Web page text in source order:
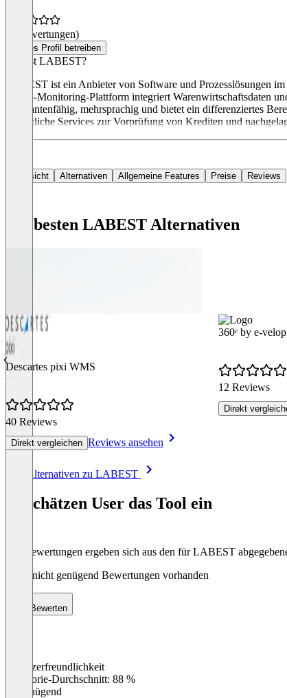
(0 Bewertungen)
Dieses Profil betreiben
Was ist LABEST?
LABEST ist ein Anbieter von Software und Prozesslösungen
Risiko-Monitoring-Plattform integriert Warenwirtschaftsdaten
mandantenfähig, mehrsprachig und bietet ein differenziertes
Zusätzliche Services zur Vorprüfung von Krediten und
Übersicht Alternativen Allgemeine Features Preise Reviews
Die besten LABEST Alternativen
Descartes pixi WMS
40 Reviews
Direkt vergleichen Reviews ansehen
360ᵉ by e-
12 Reviews
Direkt
Alle Alternativen zu LABEST
So schätzen User das Tool ein
Die Bewertungen ergeben sich aus den für LABEST
Noch nicht genügend Bewertungen vorhanden
Bewerten
Benutzerfreundlichkeit
Kategorie-Durchschnitt: 88 %
Ungenügend